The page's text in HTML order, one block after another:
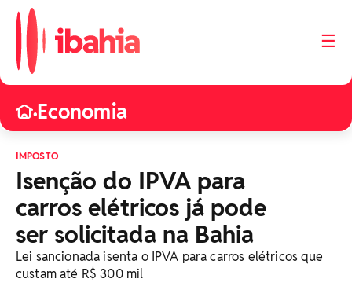
☰
•Economia
IMPOSTO
Isenção do IPVA para
carros elétricos já pode
ser solicitada na Bahia
Lei sancionada isenta o IPVA para carros elétricos que
custam até R$ 300 mil